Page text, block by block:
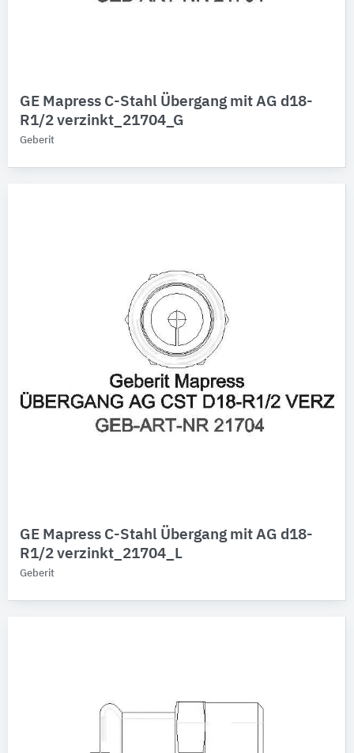
GE Mapress C-Stahl Übergang mit AG d18-
R1/2 verzinkt_21704_G
Geberit
GE Mapress C-Stahl Übergang mit AG d18-
R1/2 verzinkt_21704_L
Geberit